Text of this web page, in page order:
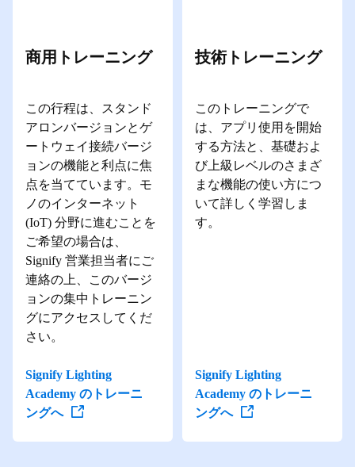
商用トレーニング
この行程は、スタンド
アロンバージョンとゲ
ートウェイ接続バージ
ョンの機能と利点に焦
点を当てています。モ
ノのインターネット
(IoT) 分野に進むことを
ご希望の場合は、
Signify 営業担当者にご
連絡の上、このバージ
ョンの集中トレーニン
グにアクセスしてくだ
さい。
Signify Lighting
Academy のトレーニ
ングへ
技術トレーニング
このトレーニングで
は、アプリ使用を開始
する方法と、基礎およ
び上級レベルのさまざ
まな機能の使い方につ
いて詳しく学習しま
す。
Signify Lighting
Academy のトレーニ
ングへ